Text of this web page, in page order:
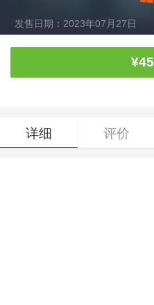
发售日期：2023年07月27日
¥45
详细 评价